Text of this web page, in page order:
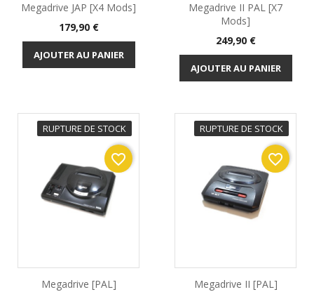
Megadrive JAP [x4 Mods]
Prix
179,90 €
AJOUTER AU PANIER
Megadrive II PAL [x7
Mods]
Prix
249,90 €
AJOUTER AU PANIER
RUPTURE DE STOCK
Megadrive [PAL]
favorite_border
RUPTURE DE STOCK
Megadrive II [PAL]
favorite_border